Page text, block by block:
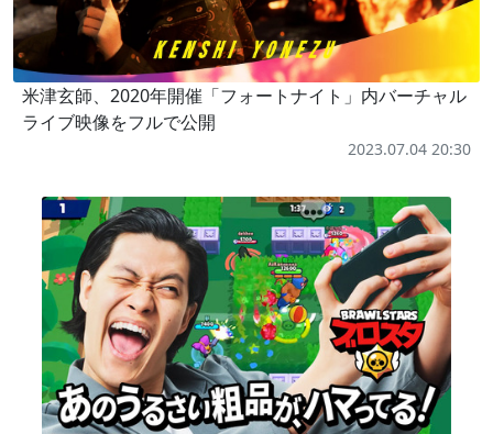
米津玄師、2020年開催「フォートナイト」内バーチャル
ライブ映像をフルで公開
2023.07.04 20:30